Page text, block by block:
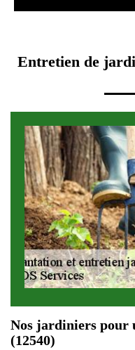
Entretien de
Nos jardiniers pour
(12540)